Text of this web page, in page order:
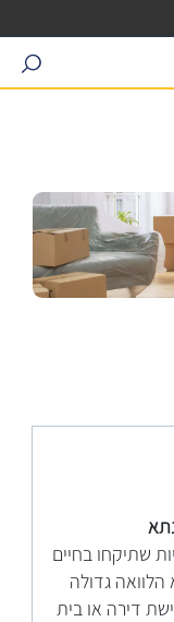
search
שתיקחו בחיים
גדולה
דירה או בית